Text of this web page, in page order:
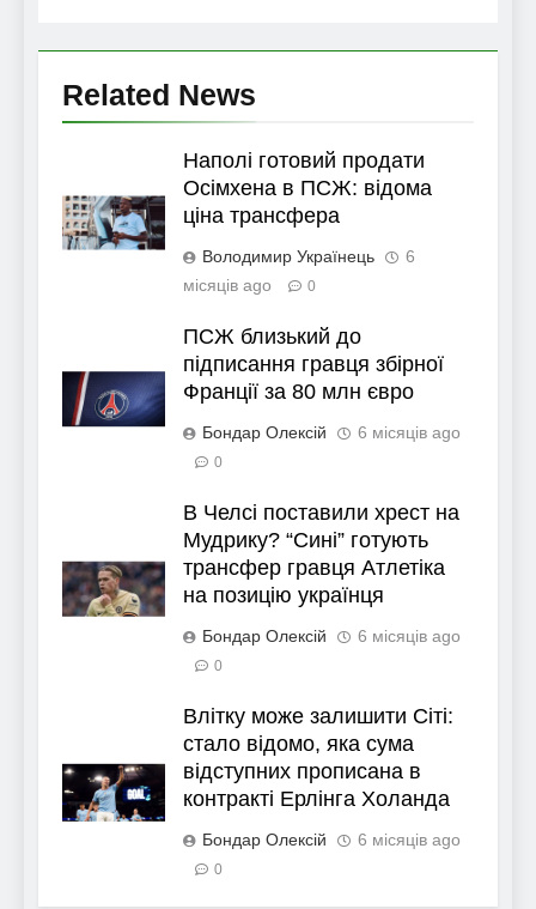
Related News
Наполі готовий продати
Осімхена в ПСЖ: відома
ціна трансфера
Володимир Українець
6
місяців ago
0
ПСЖ близький до
підписання гравця збірної
Франції за 80 млн євро
Бондар Олексій 6 місяців ago
0
В Челсі поставили хрест на
Мудрику? “Сині” готують
трансфер гравця Атлетіка
на позицію українця
Бондар Олексій 6 місяців ago
0
Влітку може залишити Сіті:
стало відомо, яка сума
відступних прописана в
контракті Ерлінга Холанда
Бондар Олексій 6 місяців ago
0